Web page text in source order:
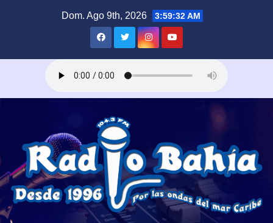
Dom. Ago 9th, 2026 3:59:33 AM